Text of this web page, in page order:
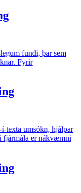
fundi, þar sem
Fyrir
texta umsókn, hjálpar
fjármála er nákvæmni